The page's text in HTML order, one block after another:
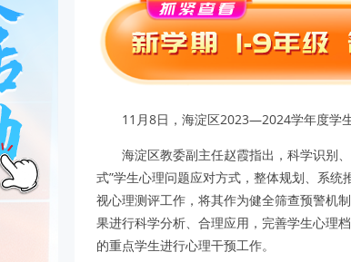
11月8日，海淀区2023—2024学年度学
海淀区教委副主任赵霞指出，科学识别
式”学生心理问题应对方式，整体规划、系
视心理测评工作，将其作为健全筛查预警机
果进行科学分析、合理应用，完善学生心理
的重点学生进行心理干预工作。